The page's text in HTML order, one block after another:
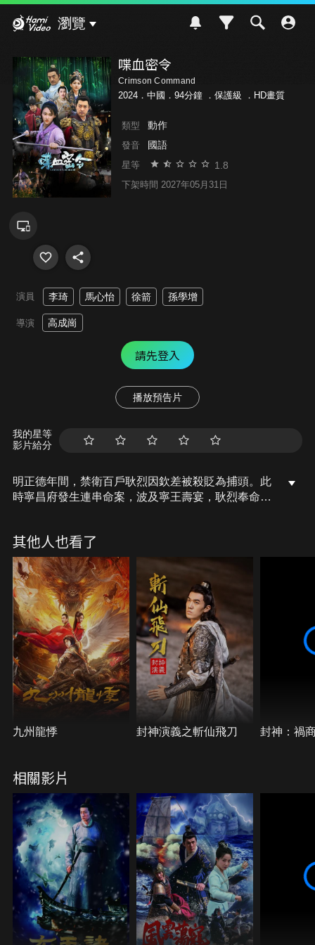
瀏覽
喋血密令
Crimson Command
2024．中國．94分鐘 ． 保護級 ．HD畫質
類型 動作
發音 國語
星等 1.8
下架時間 2027年05月31日
演員 李琦 馬心怡 徐箭 孫學增
導演 高成崗
請先登入
播放預告片
我的星等
影片給分
明正德年間，禁衛百戶耿烈因欽差被殺貶為捕頭。此
時寧昌府發生連串命案，波及寧王壽宴，耿烈奉命追
改變大明的朝局…
其他人也看了
九州龍悸 封神演義之斬仙飛刀 封神：禍
相關影片